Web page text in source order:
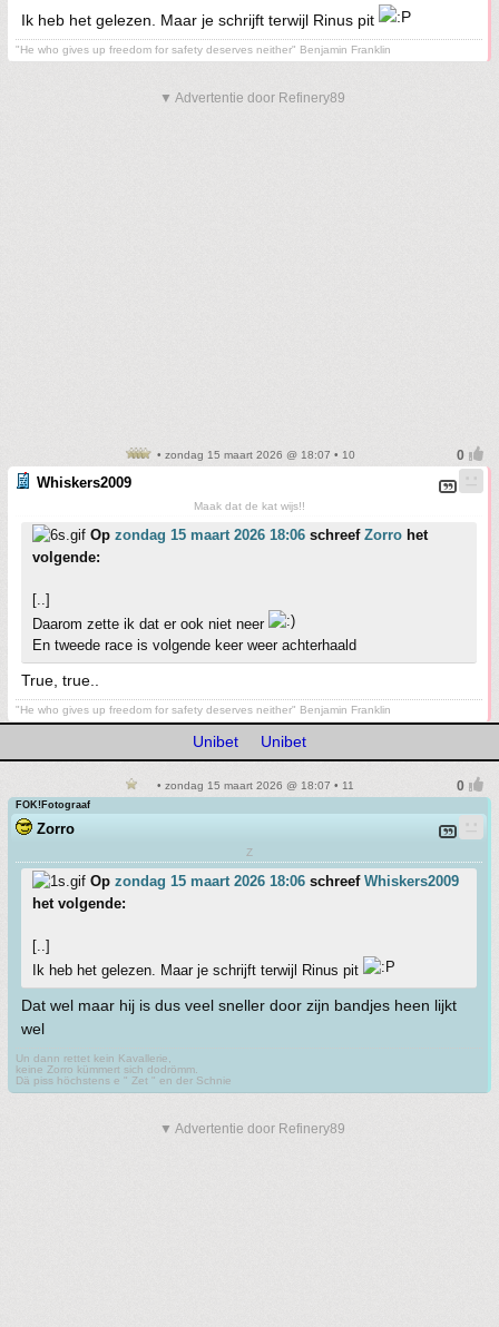
Ik heb het gelezen. Maar je schrijft terwijl Rinus pit
"He who gives up freedom for safety deserves neither" Benjamin Franklin
▼ Advertentie door Refinery89
• zondag 15 maart 2026 @ 18:07 • 10
Whiskers2009
Maak dat de kat wijs!!
Op zondag 15 maart 2026 18:06 schreef Zorro het
volgende:
[..]
Daarom zette ik dat er ook niet neer
En tweede race is volgende keer weer achterhaald
True, true..
"He who gives up freedom for safety deserves neither" Benjamin Franklin
Unibet Unibet
• zondag 15 maart 2026 @ 18:07 • 11
FOK!Fotograaf
Zorro
Z
Op zondag 15 maart 2026 18:06 schreef Whiskers2009
het volgende:
[..]
Ik heb het gelezen. Maar je schrijft terwijl Rinus pit
Dat wel maar hij is dus veel sneller door zijn bandjes heen lijkt
wel
Un dann rettet kein Kavallerie,
keine Zorro kümmert sich dodrömm.
Dä piss höchstens e " Zet " en der Schnie
▼ Advertentie door Refinery89